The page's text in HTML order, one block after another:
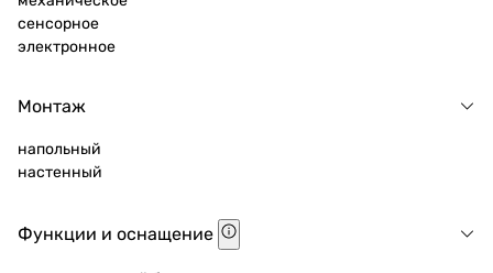
сенсорное
электронное
Монтаж
напольный
настенный
Функции и оснащение